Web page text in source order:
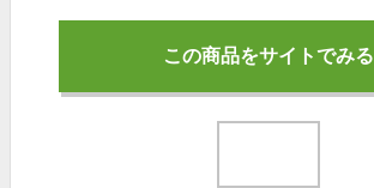
この商品をサイトでみる